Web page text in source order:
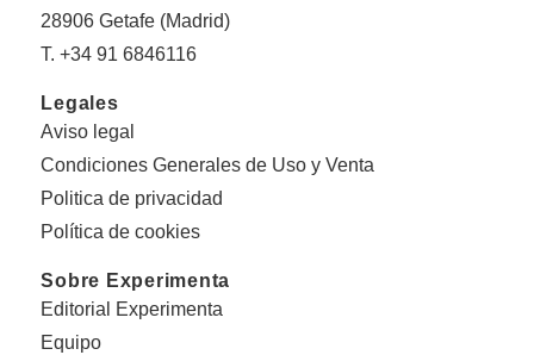
28906 Getafe (Madrid)
T. +34 91 6846116
Legales
Aviso legal
Condiciones Generales de Uso y Venta
Politica de privacidad
Política de cookies
Sobre Experimenta
Editorial Experimenta
Equipo